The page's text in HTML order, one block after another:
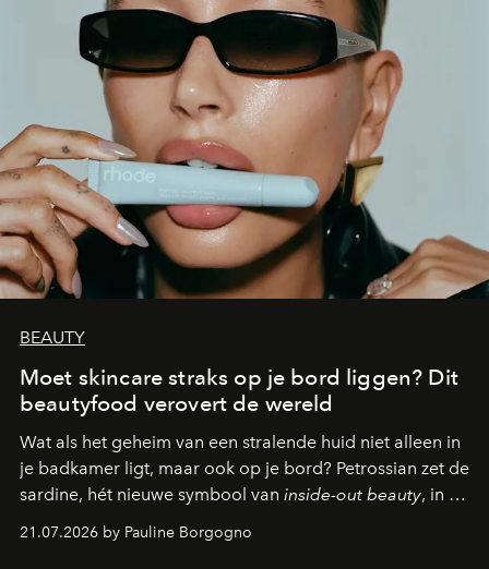
BEAUTY
Moet skincare straks op je bord liggen? Dit
beautyfood verovert de wereld
Wat als het geheim van een stralende huid niet alleen in
je badkamer ligt, maar ook op je bord? Petrossian zet de
sardine, hét nieuwe symbool van inside-out beauty, in de
kijker met twee gastronomische creaties.
21.07.2026 by Pauline Borgogno